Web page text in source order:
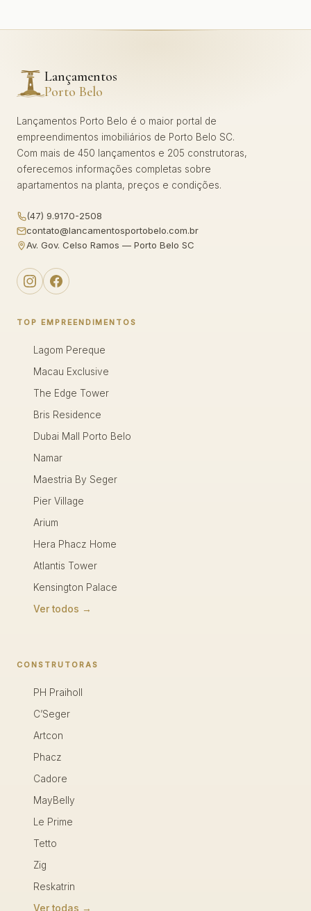
Lançamentos
Porto Belo
Lançamentos Porto Belo é o maior portal de
empreendimentos imobiliários de Porto Belo SC.
Com mais de 450 lançamentos e 205 construtoras,
oferecemos informações completas sobre
apartamentos na planta, preços e condições.
(47) 9.9170-2508
contato@lancamentosportobelo.com.br
Av. Gov. Celso Ramos — Porto Belo SC
TOP EMPREENDIMENTOS
Lagom Pereque
Macau Exclusive
The Edge Tower
Bris Residence
Dubai Mall Porto Belo
Namar
Maestria By Seger
Pier Village
Arium
Hera Phacz Home
Atlantis Tower
Kensington Palace
Ver todos →
CONSTRUTORAS
PH Praiholl
C’Seger
Artcon
Phacz
Cadore
MayBelly
Le Prime
Tetto
Zig
Reskatrin
Ver todas →